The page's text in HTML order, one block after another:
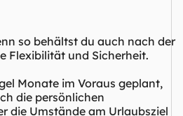
so behältst du auch nach der
Flexibilität und Sicherheit.
Monate im Voraus geplant,
die persönlichen
die Umstände am Urlaubsziel